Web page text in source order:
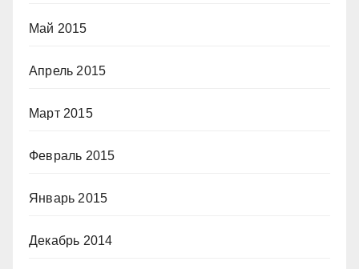
Май 2015
Апрель 2015
Март 2015
Февраль 2015
Январь 2015
Декабрь 2014